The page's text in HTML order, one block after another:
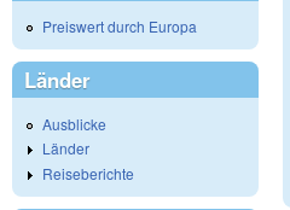
Preiswert durch Europa
Länder
Ausblicke
Länder
Reiseberichte